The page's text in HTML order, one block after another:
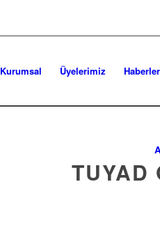
Kurumsal Üyelerimiz Haberler
TUYAD